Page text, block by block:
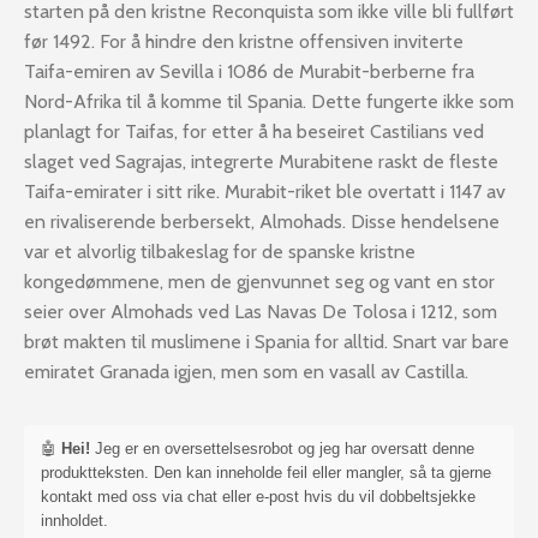
starten på den kristne Reconquista som ikke ville bli fullført
før 1492. For å hindre den kristne offensiven inviterte
Taifa-emiren av Sevilla i 1086 de Murabit-berberne fra
Nord-Afrika til å komme til Spania. Dette fungerte ikke som
planlagt for Taifas, for etter å ha beseiret Castilians ved
slaget ved Sagrajas, integrerte Murabitene raskt de fleste
Taifa-emirater i sitt rike. Murabit-riket ble overtatt i 1147 av
en rivaliserende berbersekt, Almohads. Disse hendelsene
var et alvorlig tilbakeslag for de spanske kristne
kongedømmene, men de gjenvunnet seg og vant en stor
seier over Almohads ved Las Navas De Tolosa i 1212, som
brøt makten til muslimene i Spania for alltid. Snart var bare
emiratet Granada igjen, men som en vasall av Castilla.
🤖 Hei! Jeg er en oversettelsesrobot og jeg har oversatt denne
produktteksten. Den kan inneholde feil eller mangler, så ta gjerne
kontakt med oss via chat eller e-post hvis du vil dobbeltsjekke
innholdet.